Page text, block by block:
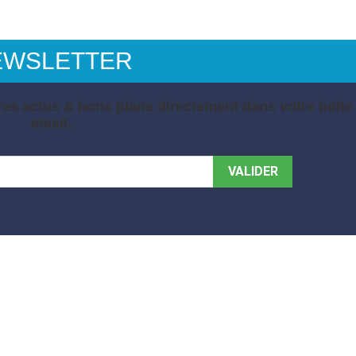
actus & bons plans directement dans votre boite
email.